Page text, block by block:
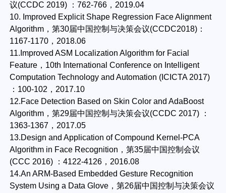
议(CCDC 2019) ：762-766，2019.04
10. Improved Explicit Shape Regression Face Alignment
Algorithm，第30届中国控制与决策会议(CCDC2018)：
1167-1170，2018.06
11.Improved ASM Localization Algorithm for Facial
Feature，10th International Conference on Intelligent
Computation Technology and Automation (ICICTA 2017)
：100-102，2017.10
12.Face Detection Based on Skin Color and AdaBoost
Algorithm，第29届中国控制与决策会议(CCDC 2017) ：
1363-1367，2017.05
13.Design and Application of Compound Kernel-PCA
Algorithm in Face Recognition，第35届中国控制会议
(CCC 2016) ：4122-4126，2016.08
14.An ARM-Based Embedded Gesture Recognition
System Using a Data Glove，第26届中国控制与决策会议